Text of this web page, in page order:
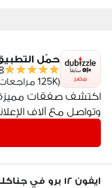
مصر
حمّل
(125K مراجعات)
اكتشف صفقات
وتواصل مع آلاف
ايفون ١٢ برو في جناكليس